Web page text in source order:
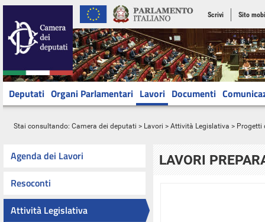
Scrivi Sito
Deputati Organi Parlamentari Lavori Documenti
Stai consultando: Camera dei deputati > Lavori > Attività Legislativa > Progetti
Agenda dei Lavori
Resoconti
Attività Legislativa
LAVORI